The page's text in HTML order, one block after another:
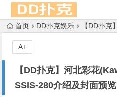
首页 DD扑克娱乐 【DD扑克】河
【DD扑克】河北彩花
SSIS-280介绍及封面预览
A+